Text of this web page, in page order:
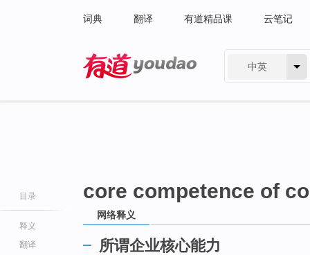
词典 翻译 有道精品课 云笔记
中英
目录
释义
翻译
core competence of
网络释义
所谓企业核心能力